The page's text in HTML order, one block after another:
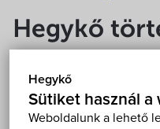
Hegykő
Sütiket használ a
Weboldalunk a lehető
Fontos
Földrajzi
Hegykő
A mai település
2. évezredben lakott
település